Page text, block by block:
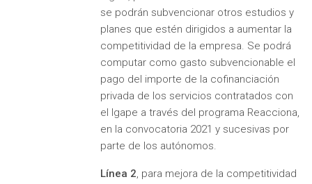
se podrán subvencionar otros estudios y
planes que estén dirigidos a aumentar la
competitividad de la empresa. Se podrá
computar como gasto subvencionable el
pago del importe de la cofinanciación
privada de los servicios contratados con
el Igape a través del programa Reacciona,
en la convocatoria 2021 y sucesivas por
parte de los autónomos.
Línea 2 , para mejora de la competitividad